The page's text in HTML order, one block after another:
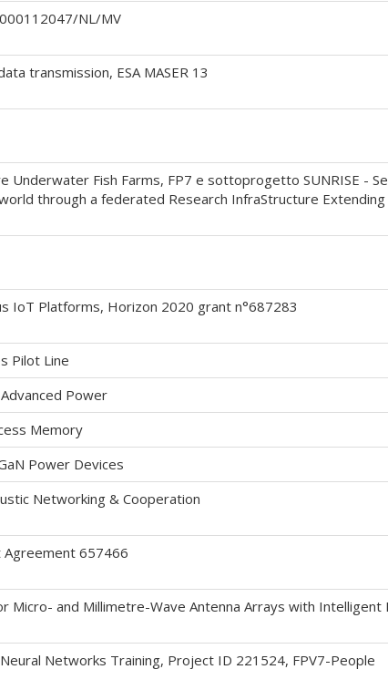
NL/MV
transmission, ESA MASER 13
Underwater Fish Farms, FP7 e sottoprogetto SUNRISE -
through a federated Research InfraStructure
IoT Platforms, Horizon 2020 grant n°687283
Pilot Line
Power
Memory
Power Devices
Networking & Cooperation
Agreement 657466
Micro- and Millimetre-Wave Antenna Arrays with Intelligent
Networks Training, Project ID 221524, FPV7-People